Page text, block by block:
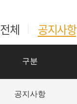
전체 공지사항
구분
공지사항